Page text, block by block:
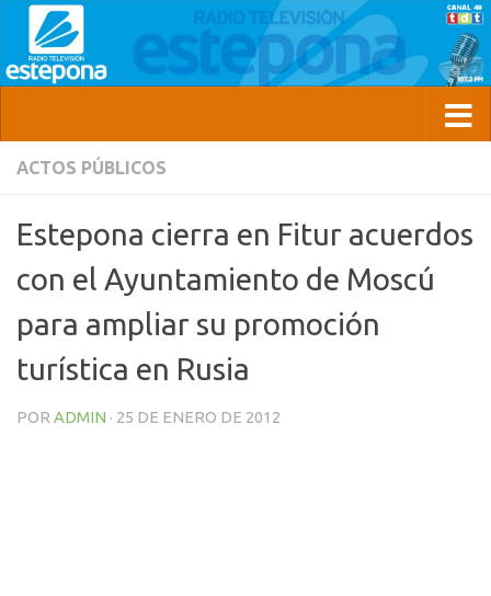
ACTOS PÚBLICOS
Estepona cierra en Fitur acuerdos
con el Ayuntamiento de Moscú
para ampliar su promoción
turística en Rusia
POR ADMIN · 25 DE ENERO DE 2012